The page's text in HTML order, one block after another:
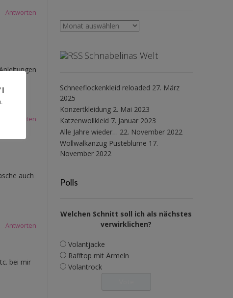
Antworten
Antworten
auch
Antworten
bei mir
Archiv
Schnabelinas Welt
Schneeflockenkleid reloaded 27. März
2025
Konzertkleidung 2. Mai 2023
Katzenwollkleid 7. Januar 2023
Alle Jahre wieder… 22. November 2022
Wollwalkanzug Pusteblume 17.
November 2022
Polls
Welchen Schnitt soll ich als nächstes
verwirklichen?
Volantjacke
Rafftop mit Ärmeln
Volantrock